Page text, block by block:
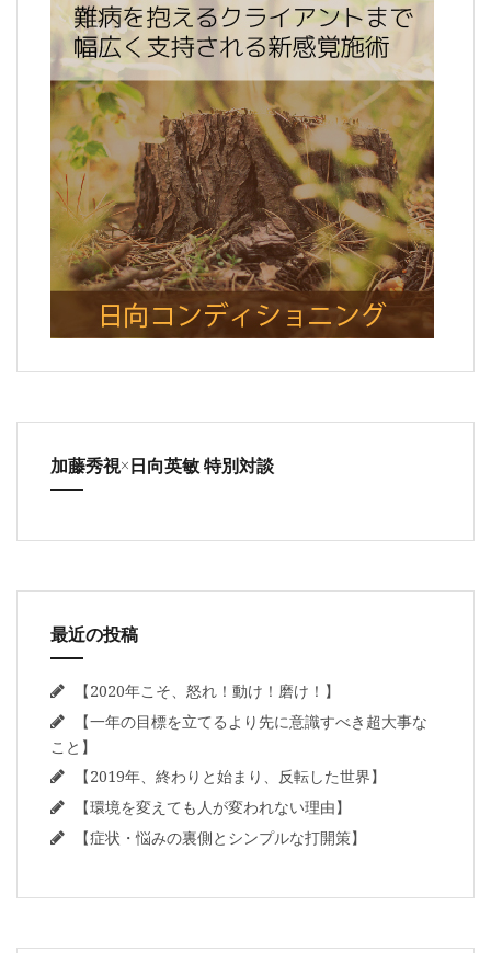
加藤秀視×日向英敏 特別対談
最近の投稿
【2020年こそ、怒れ！動け！磨け！】
【一年の目標を立てるより先に意識すべき超大事な
こと】
【2019年、終わりと始まり、反転した世界】
【環境を変えても人が変われない理由】
【症状・悩みの裏側とシンプルな打開策】